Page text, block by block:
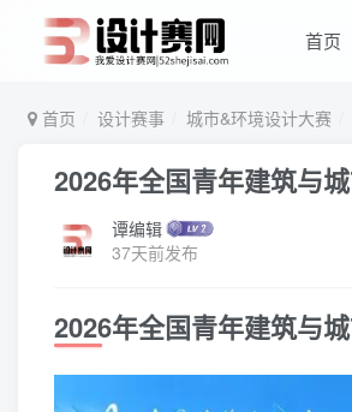
首页
首页 设计赛事 城市&环境设计大赛
2026年全国青年建筑与
谭编辑
37天前发布
2026年全国青年建筑与